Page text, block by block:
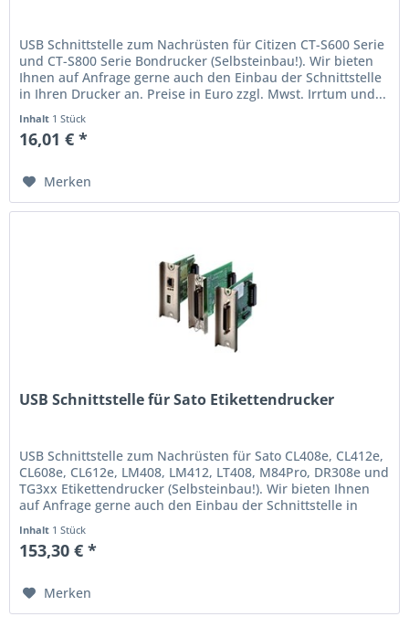
USB Schnittstelle zum Nachrüsten für Citizen CT-S600 Serie
und CT-S800 Serie Bondrucker (Selbsteinbau!). Wir bieten
Ihnen auf Anfrage gerne auch den Einbau der Schnittstelle
in Ihren Drucker an. Preise in Euro zzgl. Mwst. Irrtum und...
Inhalt 1 Stück
16,01 € *
Merken
USB Schnittstelle für Sato Etikettendrucker
USB Schnittstelle zum Nachrüsten für Sato CL408e, CL412e,
CL608e, CL612e, LM408, LM412, LT408, M84Pro, DR308e und
TG3xx Etikettendrucker (Selbsteinbau!). Wir bieten Ihnen
auf Anfrage gerne auch den Einbau der Schnittstelle in
Inhalt 1 Stück
153,30 € *
Merken